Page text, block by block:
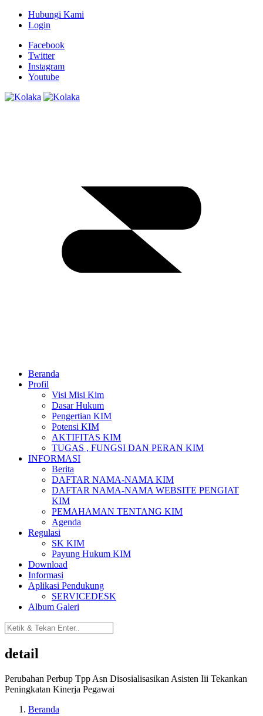
Hubungi Kami
Login
Facebook
Twitter
Instagram
Youtube
Beranda
Profil
Visi Misi Kim
Dasar Hukum
Pengertian KIM
Potensi KIM
AKTIFITAS KIM
TUGAS , FUNGSI DAN PERAN KIM
INFORMASI
Berita
DAFTAR NAMA-NAMA KIM
DAFTAR NAMA-NAMA WEBSITE PENGIAT
KIM
PEMAHAMAN TENTANG KIM
Agenda
Regulasi
SK KIM
Payung Hukum KIM
Download
Informasi
Aplikasi Pendukung
SERVICEDESK
Album Galeri
detail
Perubahan Perbup Tpp Asn Disosialisasikan Asisten Iii Tekankan
Peningkatan Kinerja Pegawai
Beranda